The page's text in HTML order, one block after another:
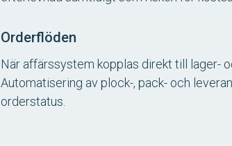
Orderflöden
När affärssystem kopplas direkt till lager-
Automatisering av plock-, pack- och
orderstatus.